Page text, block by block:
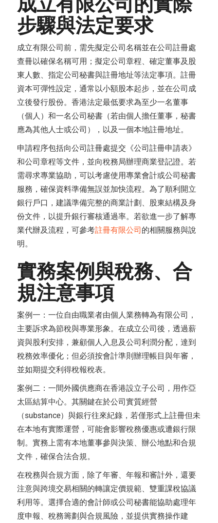
步驟與法定要求
成立有限公司前，需先擬定公司名稱並在公司註冊處
查冊以確保名稱可用；擬定公司章程、確定董事及股
東人數、指定公司秘書與註冊地址等法定事項。註冊
資本可彈性設定，通常以小額股本起步，並在公司成
立後發行股份。香港法定最低要求為至少一名董事
（個人）和一名公司秘書（若由個人擔任董事，秘書
應為其他人士或公司），以及一個本地註冊地址。
申請程序包括向公司註冊處提交《公司註冊申請表》
和公司章程等文件，並向稅務局辦理商業登記證。若
需尋求專業協助，可以考慮使用專業會計或公司秘書
服務，確保資料準備無誤並加快流程。為了順利開立
銀行戶口，建議準備完整的商業計劃、股東結構及身
份文件，以提升銀行審核通過率。若欲進一步了解專
業代辦及流程，可參考註冊有限公司的相關服務與說
明。
實務案例與稅務、合
規注意事項
案例一：一位自由職業者由個人業務轉為有限公司，
主要訴求為節稅與專業形象。在成立公司後，透過薪
資與股利安排，兼顧個人入息及公司利潤分配，達到
稅務效率優化；但必須按會計準則辦理帳目與年審，
並如期提交利得稅報稅表。
案例二：一間外國供應商在香港設立子公司，用作亞
太區結算中心。其關鍵在於公司實質經營
（substance）與銀行往來紀錄，若僅形式上註冊但未
在本地有實際運營，可能會影響稅務優惠或遭銀行限
制。實務上需有本地董事參與決策、辦公地點和合規
文件，確保合法合規。
在稅務與合規方面，除了年審、年報和審計外，還要
注意與跨境交易相關的轉讓定價規範、雙重課稅協議
利用等。選擇合適的會計師或公司秘書能協助處理年
度申報、稅務籌劃與合規風險，並提供實務操作建